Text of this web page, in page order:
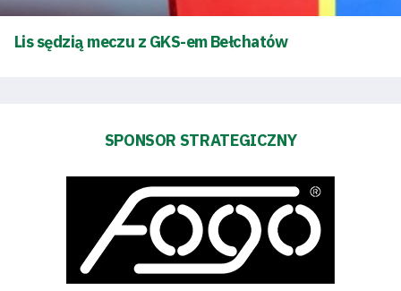
i
terminarz
Lis sędzią meczu z GKS-em Bełchatów
SPONSOR STRATEGICZNY